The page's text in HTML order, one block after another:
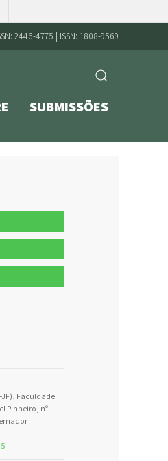
2446-4775 | ISSN: 1808-9569
SUBMISSÕES
Faculdade
Pinheiro, nº